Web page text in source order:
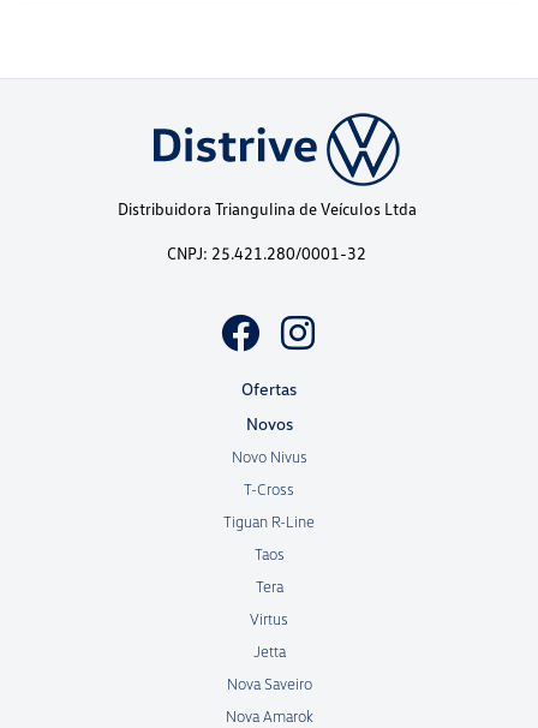
Distribuidora Triangulina de Veículos Ltda
CNPJ: 25.421.280/0001-32
Ofertas
Novos
Novo Nivus
T-Cross
Tiguan R-Line
Taos
Tera
Virtus
Jetta
Nova Saveiro
Nova Amarok